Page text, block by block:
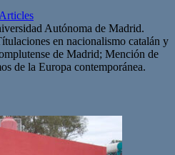
Autónoma de Madrid.
en nacionalismo catalán y
de Madrid; Mención de
de la Europa contemporánea.